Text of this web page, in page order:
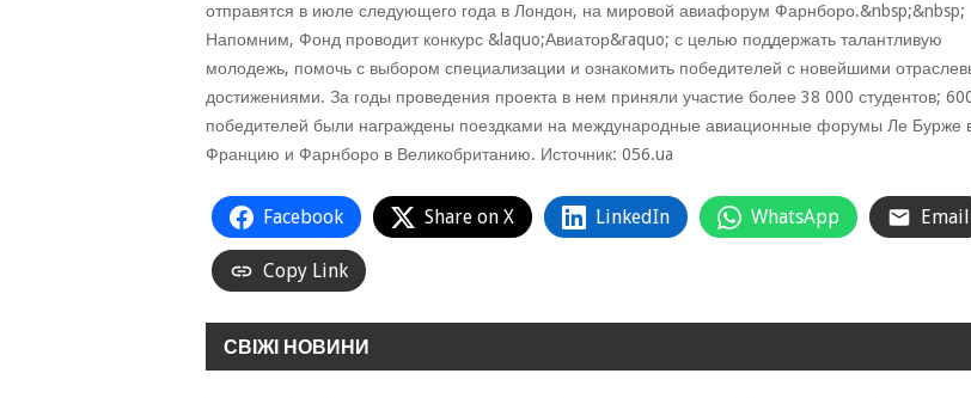
отправятся в июле следующего года в Лондон, на мировой авиафорум Фарнборо.&nbsp;&nbsp;
Напомним, Фонд проводит конкурс &laquo;Авиатор&raquo; с целью поддержать талантливую
молодежь, помочь с выбором специализации и ознакомить победителей с новейшими
достижениями. За годы проведения проекта в нем приняли участие более 38 000 студентов;
победителей были награждены поездками на международные авиационные форумы Ле Бурже
Францию и Фарнборо в Великобританию. Источник: 056.ua
Facebook Share on X LinkedIn WhatsApp Email
Copy Link
СВІЖІ НОВИНИ